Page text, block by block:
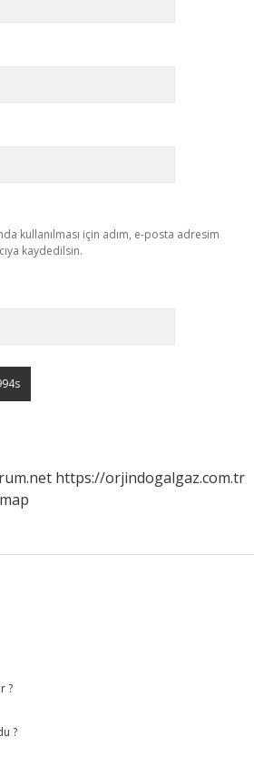
kullanılması için adım, e-posta adresim
kaydedilsin.
https://orjindogalgaz.com.tr
?
?